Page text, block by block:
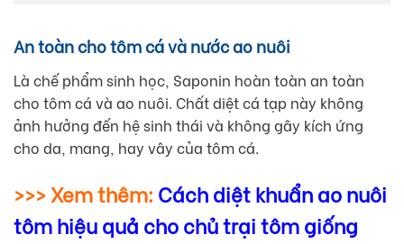
An toàn cho tôm cá và nước ao nuôi
Là chế phẩm sinh học, Saponin hoàn toàn an toàn
cho tôm cá và ao nuôi. Chất diệt cá tạp này không
ảnh hưởng đến hệ sinh thái và không gây kích ứng
cho da, mang, hay vây của tôm cá.
>>> Xem thêm: Cách diệt khuẩn ao nuôi
tôm hiệu quả cho chủ trại tôm giống